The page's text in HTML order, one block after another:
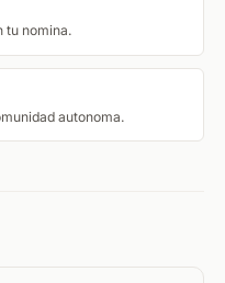
tu nomina.
autonoma.